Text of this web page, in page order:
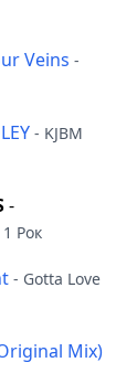
Veins -
- KJBM
-
Рок
- Gotta Love
Mix)